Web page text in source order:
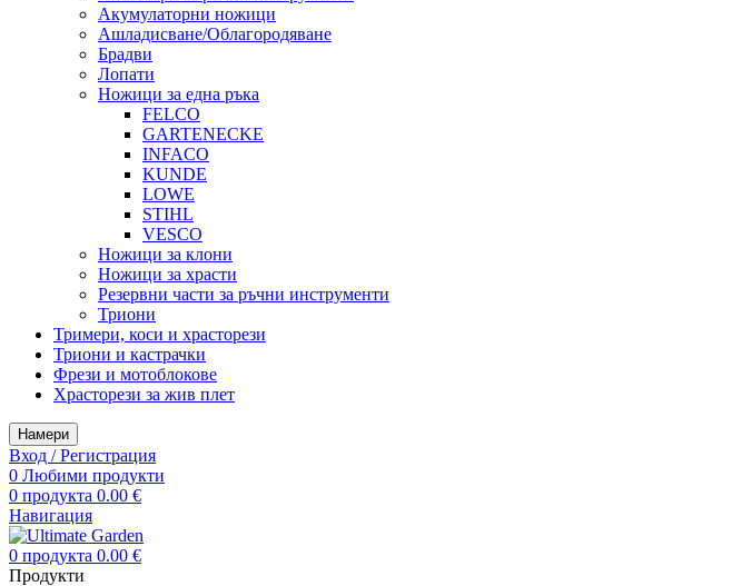
Акумулаторни ножици
Ашладисване/Облагородяване
Брадви
Лопати
Ножици за една ръка
FELCO
GARTENECKE
INFACO
KUNDE
LOWE
STIHL
VESCO
Ножици за клони
Ножици за храсти
Резервни части за ръчни инструменти
Триони
Тримери, коси и храсторези
Триони и кастрачки
Фрези и мотоблокове
Храсторези за жив плет
Намери
Вход / Регистрация
0 Любими продукти
0 продукта 0.00 €
Навигация
0 продукта 0.00 €
Продукти